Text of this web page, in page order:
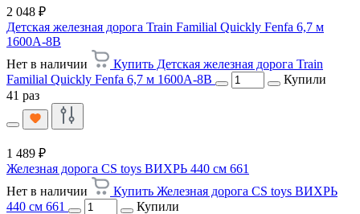
2 048 ₽
Детская железная дорога Train Familial Quickly Fenfa 6,7 м
1600A-8B
Нет в наличии
Купить Детская железная дорога Train
Familial Quickly Fenfa 6,7 м 1600A-8B
Купили
41 раз
1 489 ₽
Железная дорога CS toys ВИХРЬ 440 см 661
Нет в наличии
Купить Железная дорога CS toys ВИХРЬ
440 см 661
Купили